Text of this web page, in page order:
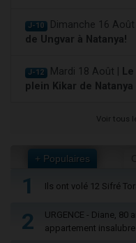
J-10 Dimanche 16 Août |
de Ungvar à Natanya!
J-12 Mardi 18 Août |
plein Kikar de Natanya
Voir tous
+ Populaires
1 Ils ont volé 12 Sifré
2
URGENCE - Diane, 80
appartement insalubre